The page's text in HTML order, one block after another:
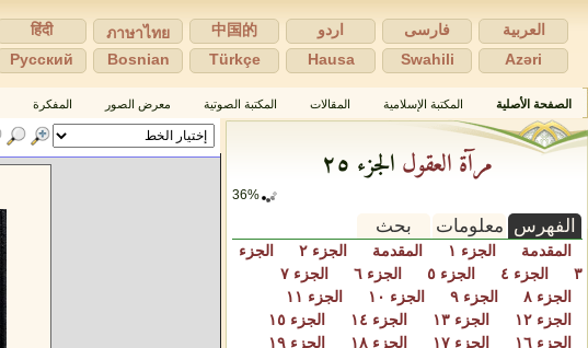
العربية فارسی اردو 中国的
ภาษาไทย
हिंदी
Azəri
Swahili
Hausa
Türkçe
Bosnian
Pусский
الصفحة الأصلية المكتبة الإسلامية المقالات المكتبة الصوتية معرض الصور المفكرة
مرآة العقول الجزء ٢٥
42%
الفهرس معلومات بحث
المقدمة الجزء ١ المقدمة الجزء ٢
الجزء
٣
الجزء ٤ الجزء ٥ الجزء ٦
الجزء ٧
الجزء ٨
الجزء ٩ الجزء ١٠
الجزء ١١
الجزء ١٢
الجزء ١٣ الجزء ١٤
الجزء ١٥
الجزء ١٦
الجزء ١٧ الجزء ١٨
الجزء ١٩